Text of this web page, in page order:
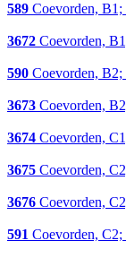
589 Coevorden,
3672 Coevorden,
590 Coevorden,
3673 Coevorden,
3674 Coevorden,
3675 Coevorden,
3676 Coevorden,
591 Coevorden,